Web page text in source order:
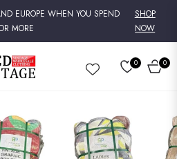
EUROPE WHEN YOU SPEND
MORE
SHOP
NOW
0
カ
0